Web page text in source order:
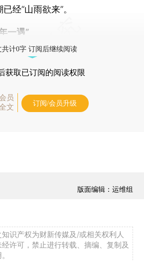
经“山雨欲来”。
一遇”
共计0字 订阅后继续阅读
获取已订阅的阅读权限
员
文
订阅/会员升级
版面编辑：运维组
识产权为财新传媒及/或相关权利人
许可，禁止进行转载、摘编、复制及